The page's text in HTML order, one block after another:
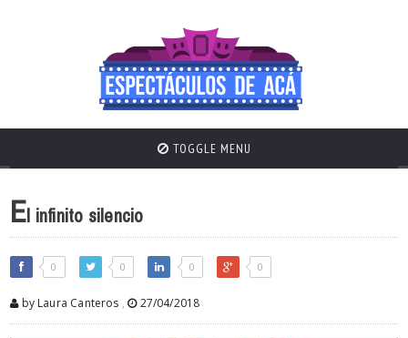
TOGGLE MENU
El infinito silencio
0 0 0 0
by Laura Canteros , 27/04/2018